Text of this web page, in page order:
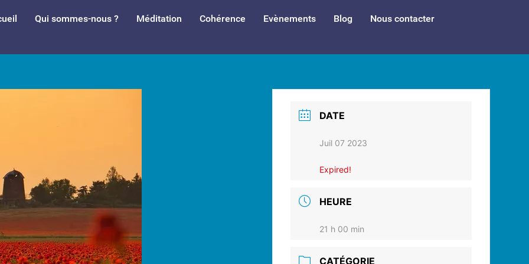
Qui sommes-nous ? Méditation Cohérence Evènements Blog Nous contacter
DATE
Juil 07 2023
Expired!
HEURE
21 h 00 min
CATÉGORIE